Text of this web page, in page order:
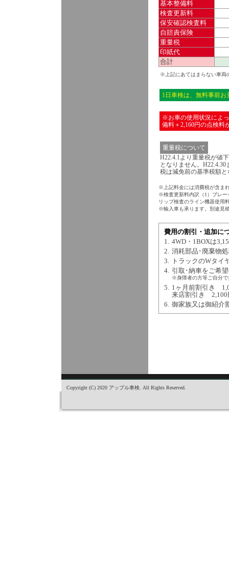
基本整備料
検査更新料
保安確認検査料
自賠責保険
重量税
印紙代
合計
※上記にあてはまらない車両
1日車検は、無料事前
※お車の使用状況によ
備料＋2,160円の点検料
重量税について
H22.4.1より重量税が値
となりません。
税は減免前の基準税額
※上記料金には消費税が含ま
※検査更新料内訳（1）ブレー
リップ検査のライン機器使用
※輸入車も承ります。別途見
費用の割引・追加に
1. 4WD・1BOXは
2. 消耗部品･廃棄物
3. トラックのWタイ
4. 引取･納車をご希
※身障者の方等ご自分で
5. 1ヶ月前割引き
来店割引き 2,100
6. 御家族又は御紹介
Copyright (C) 2020 アップル車検. All Rights Reserved.